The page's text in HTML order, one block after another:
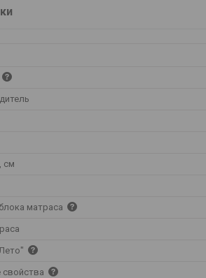
см
матраса
свойства